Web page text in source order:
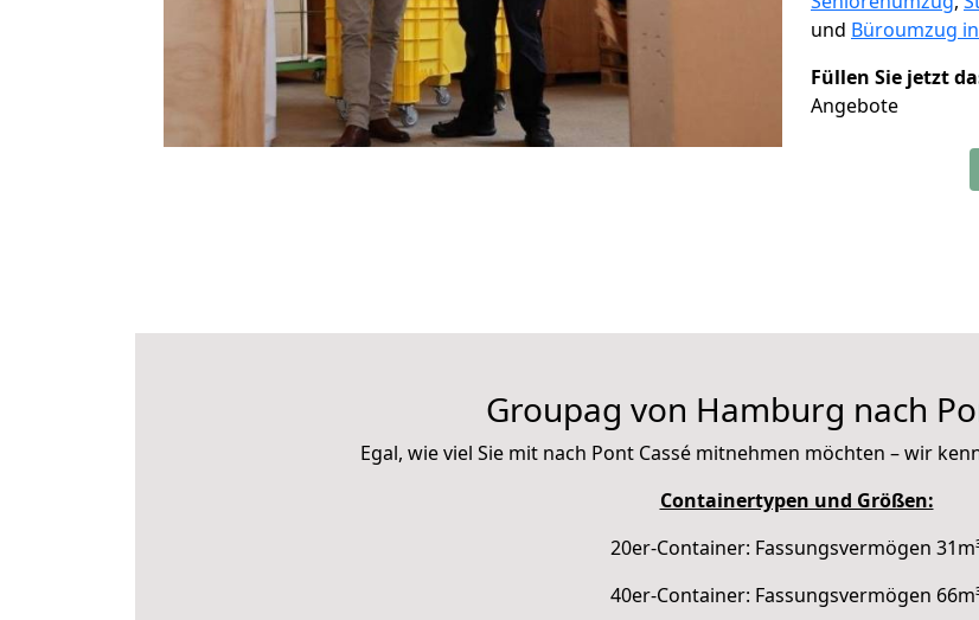
und Büroumzug
Füllen Sie jetzt
Angebote
Groupag von Hamburg nach
Egal, wie viel Sie mit nach Pont Cassé mitnehmen möchten – wir
Containertypen und Größen:
20er-Container: Fassungsvermögen
40er-Container: Fassungsvermögen